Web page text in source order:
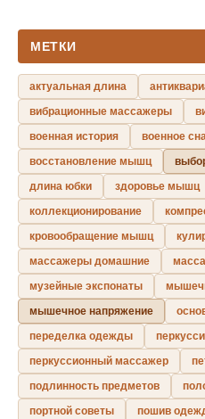
МЕТКИ
актуальная длина
вибрационные массажеры
военная история
военное
восстановление мышц
длина юбки
здоровье мышц
коллекционирование
кровообращение мышц
массажеры домашние
музейные экспонаты
мышечное напряжение
переделка одежды
перкуссионный массажер
подлинность предметов
портной советы
пошив